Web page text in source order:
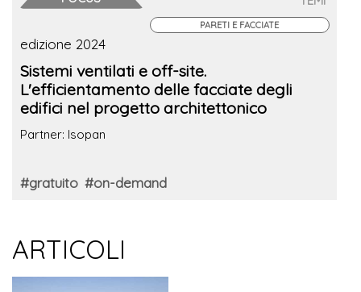
PARETI E FACCIATE
edizione 2024
Sistemi ventilati e off-site.
L'efficientamento delle facciate degli
edifici nel progetto architettonico
Partner: Isopan
#gratuito #on-demand
ARTICOLI